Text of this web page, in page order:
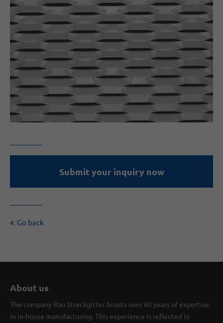
Submit your inquiry now
Go back
About us
The company Rau Streckgitter boasts over 60 years of expertise
in in-house manufacturing. This experience is reflected in